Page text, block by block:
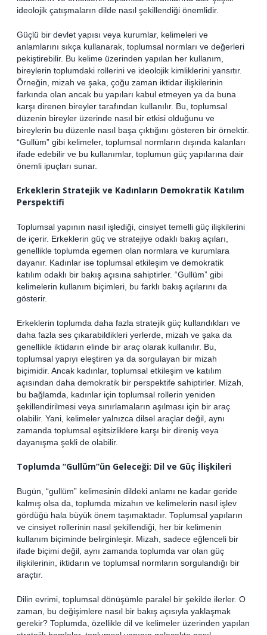
ideolojik çatışmaların dilde nasıl şekillendiği önemlidir.
Güçlü bir devlet yapısı veya kurumlar, kelimeleri ve
anlamlarını sıkça kullanarak, toplumsal normları ve değerleri
pekiştirebilir. Bu kelime üzerinden yapılan her kullanım,
bireylerin toplumdaki rollerini ve ideolojik kimliklerini yansıtır.
Örneğin, mizah ve şaka, çoğu zaman iktidar ilişkilerinin
farkında olan ancak bu yapıları kabul etmeyen ya da buna
karşı direnen bireyler tarafından kullanılır. Bu, toplumsal
düzenin bireyler üzerinde nasıl bir etkisi olduğunu ve
bireylerin bu düzenle nasıl başa çıktığını gösteren bir örnektir.
“Gullüm” gibi kelimeler, toplumsal normların dışında kalanları
ifade edebilir ve bu kullanımlar, toplumun güç yapılarına dair
önemli ipuçları sunar.
Erkeklerin Stratejik ve Kadınların Demokratik Katılım
Perspektifi
Toplumsal yapının nasıl işlediği, cinsiyet temelli güç ilişkilerini
de içerir. Erkeklerin güç ve stratejiye odaklı bakış açıları,
genellikle toplumda egemen olan normlara ve kurumlara
dayanır. Kadınlar ise toplumsal etkileşim ve demokratik
katılım odaklı bir bakış açısına sahiptirler. “Gullüm” gibi
kelimelerin kullanım biçimleri, bu farklı bakış açılarını da
gösterir.
Erkeklerin toplumda daha fazla stratejik güç kullandıkları ve
daha fazla ses çıkarabildikleri yerlerde, mizah ve şaka da
genellikle iktidarın elinde bir araç olarak kullanılır. Bu,
toplumsal yapıyı eleştiren ya da sorgulayan bir mizah
biçimidir. Ancak kadınlar, toplumsal etkileşim ve katılım
açısından daha demokratik bir perspektife sahiptirler. Mizah,
bu bağlamda, kadınlar için toplumsal rollerin yeniden
şekillendirilmesi veya sınırlamaların aşılması için bir araç
olabilir. Yani, kelimeler yalnızca dilsel araçlar değil, aynı
zamanda toplumsal eşitsizliklere karşı bir direniş veya
dayanışma şekli de olabilir.
Toplumda “Gullüm”ün Geleceği: Dil ve Güç İlişkileri
Bugün, “gullüm” kelimesinin dildeki anlamı ne kadar geride
kalmış olsa da, toplumda mizahın ve kelimelerin nasıl işlev
gördüğü hala büyük önem taşımaktadır. Toplumsal yapıların
ve cinsiyet rollerinin nasıl şekillendiği, her bir kelimenin
kullanım biçiminde belirginleşir. Mizah, sadece eğlenceli bir
ifade biçimi değil, aynı zamanda toplumda var olan güç
ilişkilerinin, iktidarın ve toplumsal normların sorgulandığı bir
araçtır.
Dilin evrimi, toplumsal dönüşümle paralel bir şekilde ilerler. O
zaman, bu değişimlere nasıl bir bakış açısıyla yaklaşmak
gerekir? Toplumda, özellikle dil ve kelimeler üzerinden yapılan